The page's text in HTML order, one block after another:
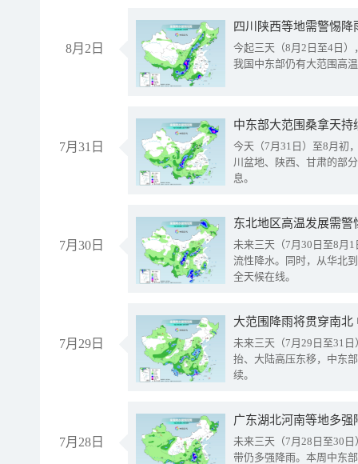
8月2日
今起三天（8月2日至4日
我国中东部仍有大范围高
7月31日
中东部大范围桑拿天
今天（7月31日）至8月初
川盆地、陕西、甘肃的部
息。
7月30日
东北地区高温发展需
未来三天（7月30日至8月
流性降水。同时，从华北
全天候在线。
7月29日
大范围降雨将贯穿南
未来三天（7月29日至31
抬、大陆高压东移，中东
续。
7月28日
广东湖北河南等地多
未来三天（7月28日至30
带仍多强降雨。本周中东